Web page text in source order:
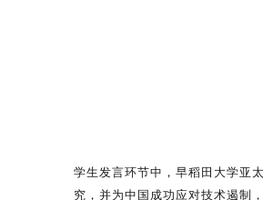
学生发言环节中，早稻田大学亚
究，并为中国成功应对技术遏制